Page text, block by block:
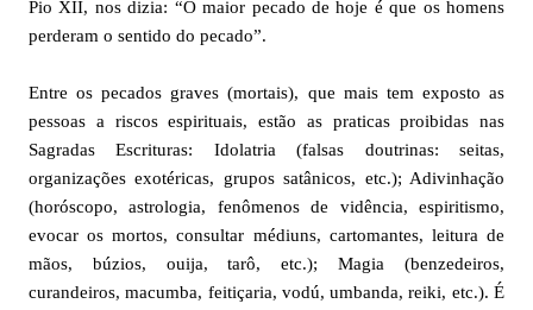
Pio XII, nos dizia: “O maior pecado de hoje é que os homens
perderam o sentido do pecado”.
Entre os pecados graves (mortais), que mais tem exposto as
pessoas a riscos espirituais, estão as praticas proibidas nas
Sagradas Escrituras: Idolatria (falsas doutrinas: seitas,
organizações exotéricas, grupos satânicos, etc.); Adivinhação
(horóscopo, astrologia, fenômenos de vidência, espiritismo,
evocar os mortos, consultar médiuns, cartomantes, leitura de
mãos, búzios, ouija, tarô, etc.); Magia (benzedeiros,
curandeiros, macumba, feitiçaria, vodú, umbanda, reiki, etc.). É